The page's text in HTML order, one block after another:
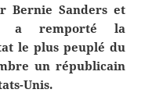
Bernie Sanders et
a remporté la
le plus peuplé du
un républicain
Unis.